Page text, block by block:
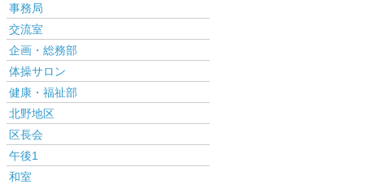
事務局
交流室
企画・総務部
体操サロン
健康・福祉部
北野地区
区長会
午後1
和室